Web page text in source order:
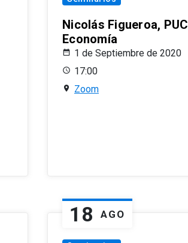
Nicolás Figueroa, PUC
Economía
1 de Septiembre de 2020
17:00
Zoom
18 AGO